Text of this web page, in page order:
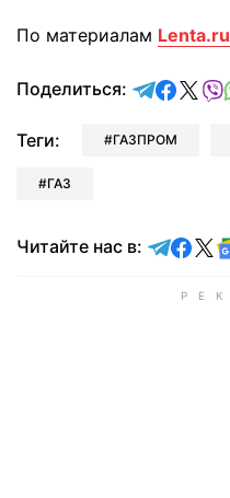
По материалам Lenta.ru
Поделиться:
Теги: ГАЗПРОМ
ГАЗ
Читайте нас в: